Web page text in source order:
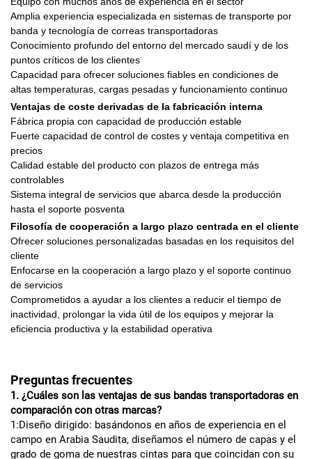
Amplia experiencia especializada en sistemas de transporte por
banda y tecnología de correas transportadoras
Conocimiento profundo del entorno del mercado saudí y de los
puntos críticos de los clientes
Capacidad para ofrecer soluciones fiables en condiciones de
altas temperaturas, cargas pesadas y funcionamiento continuo
Ventajas de coste derivadas de la fabricación interna
Fábrica propia con capacidad de producción estable
Fuerte capacidad de control de costes y ventaja competitiva en
precios
Calidad estable del producto con plazos de entrega más
controlables
Sistema integral de servicios que abarca desde la producción
hasta el soporte posventa
Filosofía de cooperación a largo plazo centrada en el cliente
Ofrecer soluciones personalizadas basadas en los requisitos del
cliente
Enfocarse en la cooperación a largo plazo y el soporte continuo
de servicios
Comprometidos a ayudar a los clientes a reducir el tiempo de
inactividad, prolongar la vida útil de los equipos y mejorar la
eficiencia productiva y la estabilidad operativa
Preguntas frecuentes
1. ¿Cuáles son las ventajas de sus bandas transportadoras en
comparación con otras marcas?
1:Diseño dirigido: basándonos en años de experiencia en el
campo en Arabia Saudita, diseñamos el número de capas y el
grado de goma de nuestras cintas para que coincidan con su